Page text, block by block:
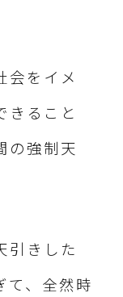
会をイメ
きること
の強制天
引きした
て、全然時